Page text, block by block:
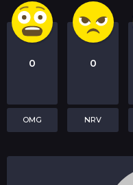
0
OMG
0
NRV